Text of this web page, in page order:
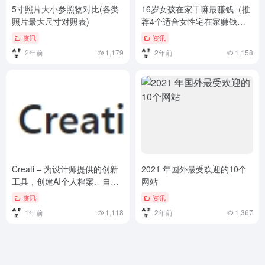
5寸照片大小参照物对比(各类
照片最大尺寸对照表)
资讯
2年前 1,179
16岁女孩在家干嘛最赚钱（推
荐4个适合女性宅在家赚钱的
副业）
资讯
2年前 1,158
Creati – 为设计师提供的创新
工具，创建AI个人档案、自动
优化照片
资讯
1年前 1,118
2021 年国外最受欢迎的10个
网站
资讯
2年前 1,367